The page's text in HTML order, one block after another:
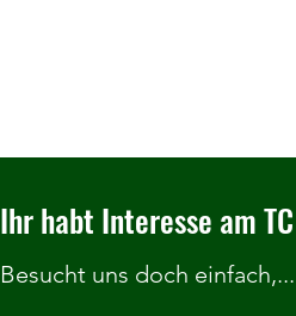
Ihr habt Interesse am
Besucht uns doch einfach,...